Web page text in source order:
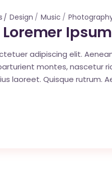
Design Music
Loremer
adipiscing elit.
montes, nascetur
laoreet. Quisque rutrum.